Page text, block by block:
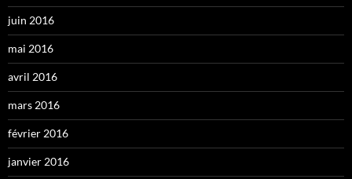
juin 2016
mai 2016
avril 2016
mars 2016
février 2016
janvier 2016